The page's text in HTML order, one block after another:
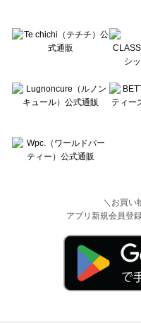
＼お買い
アプリ新規会員登